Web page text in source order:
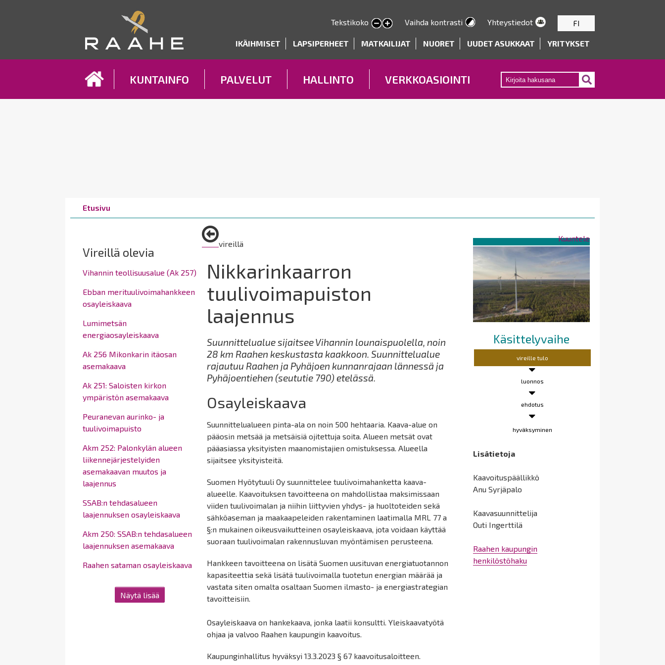
pääsisältöön
Tekstikoko
Pienennä tekstin kokoa
Suurenna tekstin kokoa Vaihda kontrasti Yhteystiedot FI
Kohderyhmät
IKÄIHMISET LAPSIPERHEET MATKAILIJAT NUORET UUDET ASUKKAAT YRITYKSET
KUNTAINFO PALVELUT HALLINTO VERKKOASIOINTI
Breadcrumbs
You
are
Etusivu
Kuuntele
Vireillä olevia
Vihannin teollisuusalue (Ak 257)
Ebban merituulivoimahankkeen
osayleiskaava
Lumimetsän
energiaosayleiskaava
Ak 256 Mikonkarin itäosan
asemakaava
Ak 251: Saloisten kirkon
ympäristön asemakaava
Peuranevan aurinko- ja
tuulivoimapuisto
Akm 252: Palonkylän alueen
liikennejärjestelyiden
asemakaavan muutos ja
laajennus
SSAB:n tehdasalueen
laajennuksen osayleiskaava
Akm 250: SSAB:n tehdasalueen
laajennuksen asemakaava
Raahen sataman osayleiskaava
Näytä lisää
vireillä
Nikkarinkaarron
tuulivoimapuiston
laajennus
Suunnittelualue sijaitsee Vihannin lounaispuolella, noin
28 km Raahen keskustasta kaakkoon. Suunnittelualue
rajautuu Raahen ja Pyhäjoen kunnanrajaan lännessä ja
Pyhäjoentiehen (seututie 790) etelässä.
Osayleiskaava
Suunnittelualueen pinta-ala on noin 500 hehtaaria. Kaava-alue on
pääosin metsää ja metsäisiä ojitettuja soita. Alueen metsät ovat
pääasiassa yksityisten maanomistajien omistuksessa. Alueella
sijaitsee yksityisteitä.
Suomen Hyötytuuli Oy suunnittelee tuulivoimahanketta kaava-
alueelle. Kaavoituksen tavoitteena on mahdollistaa maksimissaan
viiden tuulivoimalan ja niihin liittyvien yhdys- ja huoltoteiden sekä
sähköaseman ja maakaapeleiden rakentaminen laatimalla MRL 77 a
§:n mukainen oikeusvaikutteinen osayleiskaava, jota voidaan käyttää
suoraan tuulivoimalan rakennusluvan myöntämisen perusteena.
Hankkeen tavoitteena on lisätä Suomen uusituvan energiatuotannon
kapasiteettia sekä lisätä tuulivoimalla tuotetun energian määrää ja
vastata siten omalta osaltaan Suomen ilmasto- ja energiastrategian
tavoitteisiin.
Osayleiskaava on hankekaava, jonka laatii konsultti. Yleiskaavatyötä
ohjaa ja valvoo Raahen kaupungin kaavoitus.
Kaupunginhallitus hyväksyi 13.3.2023 § 67 kaavoitusaloitteen.
Käsittelyvaihe
vireille tulo
luonnos
ehdotus
hyväksyminen
Lisätietoja
Kaavoituspäällikkö
Anu Syrjäpalo
Kaavasuunnittelija
Outi Ingerttilä
Raahen kaupungin
henkilöstöhaku